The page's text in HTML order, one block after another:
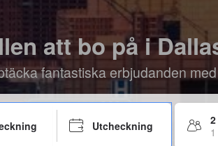
att bo på i
fantastiska erbjudanden
Utcheckning